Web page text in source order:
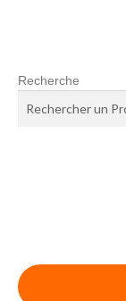
Recherche